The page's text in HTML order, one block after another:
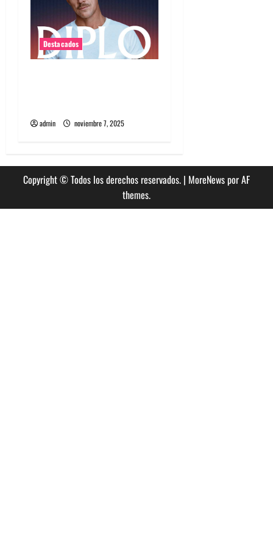
Destacados
admin noviembre 7, 2025
Copyright © Todos los derechos reservados. | MoreNewspor AF
themes.